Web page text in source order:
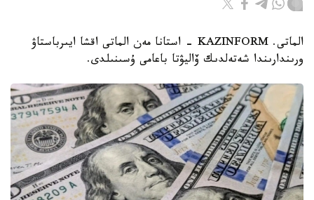
الماتى. KAZINFORM - استانا مەن الماتى اقشا ايىرباستاۋ
ورىندارىندا شەتەلدىك ۆاليۋتا باعامى ۇسىنىلدى.